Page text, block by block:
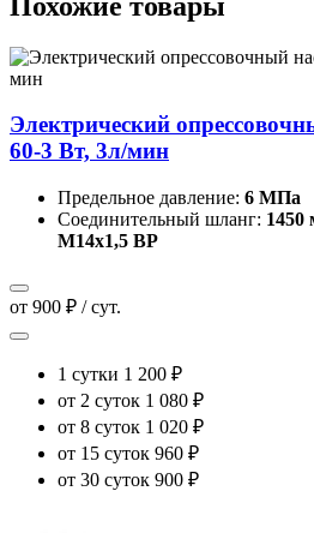
Электрический
60-3 Вт, 3л/мин
Предельное давление: 6 МПа
Соединительный шланг:
М14х1,5 ВР
от 900 ₽ / сут.
1 сутки 1 200 ₽
от 2 суток 1 080 ₽
от 8 суток 1 020 ₽
от 15 суток 960 ₽
от 30 суток 900 ₽